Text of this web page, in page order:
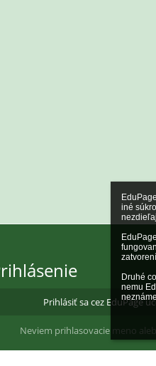
iné
Druhé
nemu
Prihlásiť sa cez EduPage
Neviem prihlasovacie meno